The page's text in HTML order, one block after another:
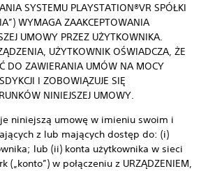
SYSTEMU PLAYSTATION®VR SPÓŁKI
WYMAGA ZAAKCEPTOWANIA
UMOWY PRZEZ UŻYTKOWNIKA.
UŻYTKOWNIK OŚWIADCZA, ŻE
DO ZAWIERANIA UMÓW NA MOCY
I ZOBOWIĄZUJE SIĘ
NINIEJSZEJ UMOWY.
niniejszą umowę w imieniu swoim i
z lub mających dostęp do: (i)
lub (ii) konta użytkownika w sieci
w połączeniu z URZĄDZENIEM,